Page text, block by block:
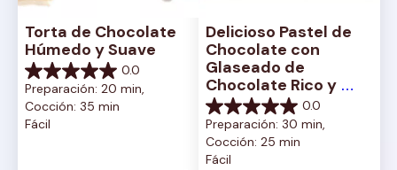
Torta de Chocolate
Húmedo y Suave
0.0
0.0
de
5
estrellas.
Preparación: 20 min,
Cocción: 35 min
Fácil
Delicioso Pastel de
Chocolate con
Glaseado de
Chocolate Rico y
Cremoso
0.0
0.0
de
5
estrellas.
Preparación: 30 min,
Cocción: 25 min
Fácil